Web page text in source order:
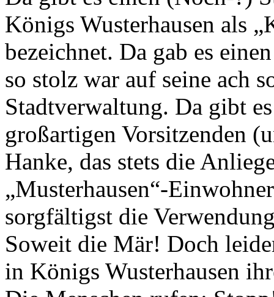
Königs Wusterhausen als
bezeichnet. Da gab es
so stolz war auf seine ach
Stadtverwaltung. Da gibt
großartigen Vorsitzenden
Hanke, das stets die
„Musterhausen“-
sorgfältigst die
Soweit die Mär! Doch
in Königs Wusterhausen